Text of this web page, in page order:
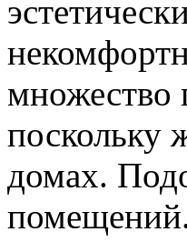
множество
поскольку
домах.